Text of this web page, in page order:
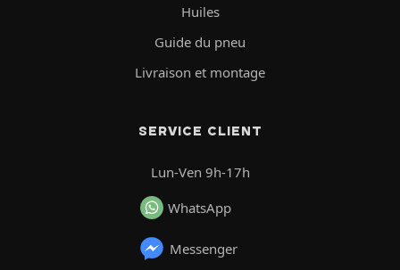
Huiles
Guide du pneu
Livraison et montage
SERVICE CLIENT
Lun-Ven 9h-17h
WhatsApp
Messenger